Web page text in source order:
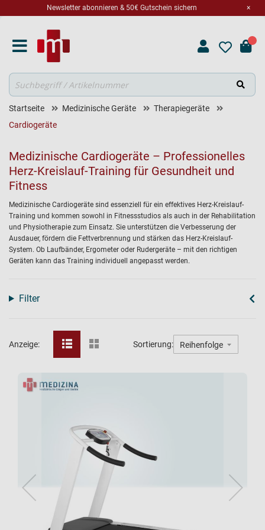
×
Newsletter abonnieren & 50€ Gutschein sichern
Suche
Startseite Medizinische Geräte
Therapiegeräte
Cardiogeräte
Medizinische Cardiogeräte – Professionelles
Herz-Kreislauf-Training für Gesundheit und
Fitness
Medizinische Cardiogeräte sind essenziell für ein effektives Herz-Kreislauf-
Training und kommen sowohl in Fitnessstudios als auch in der Rehabilitation
und Physiotherapie zum Einsatz. Sie unterstützen die Verbesserung der
Ausdauer, fördern die Fettverbrennung und stärken das Herz-Kreislauf-
System. Ob Laufbänder, Ergometer oder Rudergeräte – mit den richtigen
Geräten kann das Training individuell angepasst werden.
Filter
Anzeige: Sortierung: